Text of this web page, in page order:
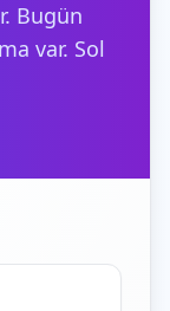
Bugün
var. Sol